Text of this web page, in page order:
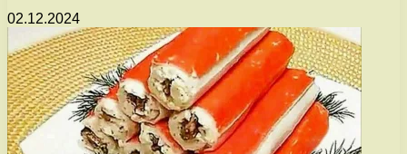
02.12.2024